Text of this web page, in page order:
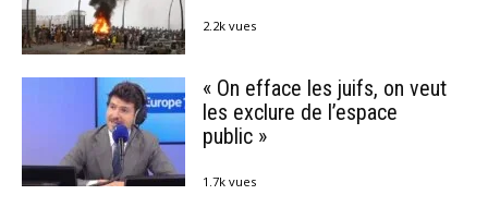
2.2k vues
« On efface les juifs, on veut
les exclure de l’espace
public »
1.7k vues